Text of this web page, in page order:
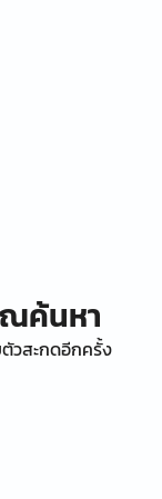
ค้นหา
วสะกดอีกครั้ง